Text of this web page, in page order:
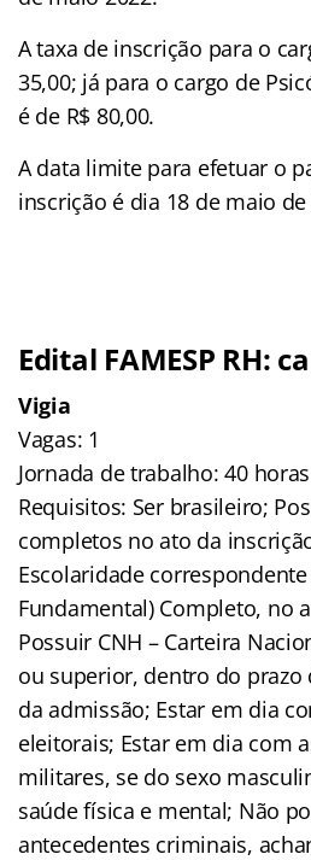
A taxa de inscrição para o
35,00; já para o cargo de
é de R$ 80,00.
A data limite para efetuar o
inscrição é dia 18 de maio de
Edital FAMESP RH:
Vigia
Vagas: 1
Jornada de trabalho: 40
Requisitos: Ser brasileiro;
completos no ato da
Escolaridade correspondente
Fundamental) Completo, no
Possuir CNH – Carteira
ou superior, dentro do prazo
da admissão; Estar em dia
eleitorais; Estar em dia com
militares, se do sexo
saúde física e mental; Não
antecedentes criminais,